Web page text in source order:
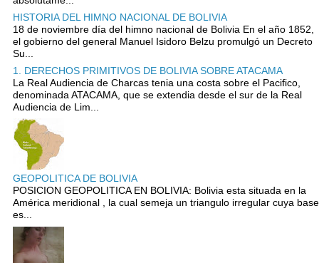
HISTORIA DEL HIMNO NACIONAL DE BOLIVIA
18 de noviembre día del himno nacional de Bolivia En el año 1852,
el gobierno del general Manuel Isidoro Belzu promulgó un Decreto
Su...
1. DERECHOS PRIMITIVOS DE BOLIVIA SOBRE ATACAMA
La Real Audiencia de Charcas tenia una costa sobre el Pacifico,
denominada ATACAMA, que se extendia desde el sur de la Real
Audiencia de Lim...
GEOPOLITICA DE BOLIVIA
POSICION GEOPOLITICA EN BOLIVIA: Bolivia esta situada en la
América meridional , la cual semeja un triangulo irregular cuya base
es...